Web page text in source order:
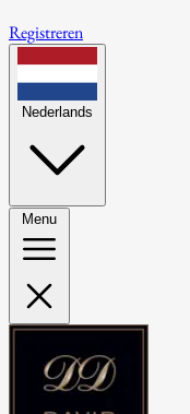
Registreren
Nederlands
Menu